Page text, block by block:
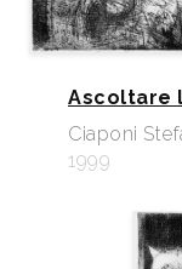
Ascoltare
Ciaponi
1999